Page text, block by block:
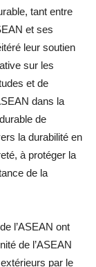
tant entre
et ses
leur soutien
sur les
et de
dans la
de
la durabilité en
à protéger la
de la
l’ASEAN ont
de l’ASEAN
par le